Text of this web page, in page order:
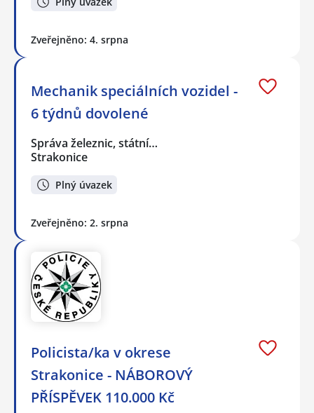
Zveřejněno: 4. srpna
Mechanik speciálních vozidel -
6 týdnů dovolené
Správa železnic, státní…
Strakonice
Plný úvazek
Zveřejněno: 2. srpna
Policista/ka v okrese
Strakonice - NÁBOROVÝ
PŘÍSPĚVEK 110.000 Kč